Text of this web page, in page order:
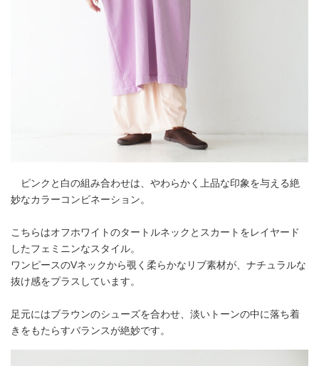
ピンクと白の組み合わせは、やわらかく上品な印象を与える絶
妙なカラーコンビネーション。
こちらはオフホワイトのタートルネックとスカートをレイヤード
したフェミニンなスタイル。
ワンピースのVネックから覗く柔らかなリブ素材が、ナチュラルな
抜け感をプラスしています。
足元にはブラウンのシューズを合わせ、淡いトーンの中に落ち着
きをもたらすバランスが絶妙です。